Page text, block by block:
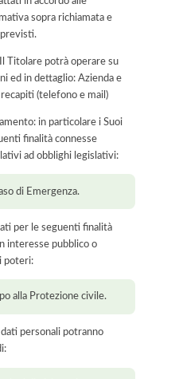
sopra richiamata e
Titolare potrà operare su
ed in dettaglio: Azienda e
(telefono e mail)
in particolare i Suoi
finalità connesse
ad obblighi legislativi:
di Emergenza.
per le seguenti finalità
interesse pubblico o
poteri:
alla Protezione civile.
personali potranno